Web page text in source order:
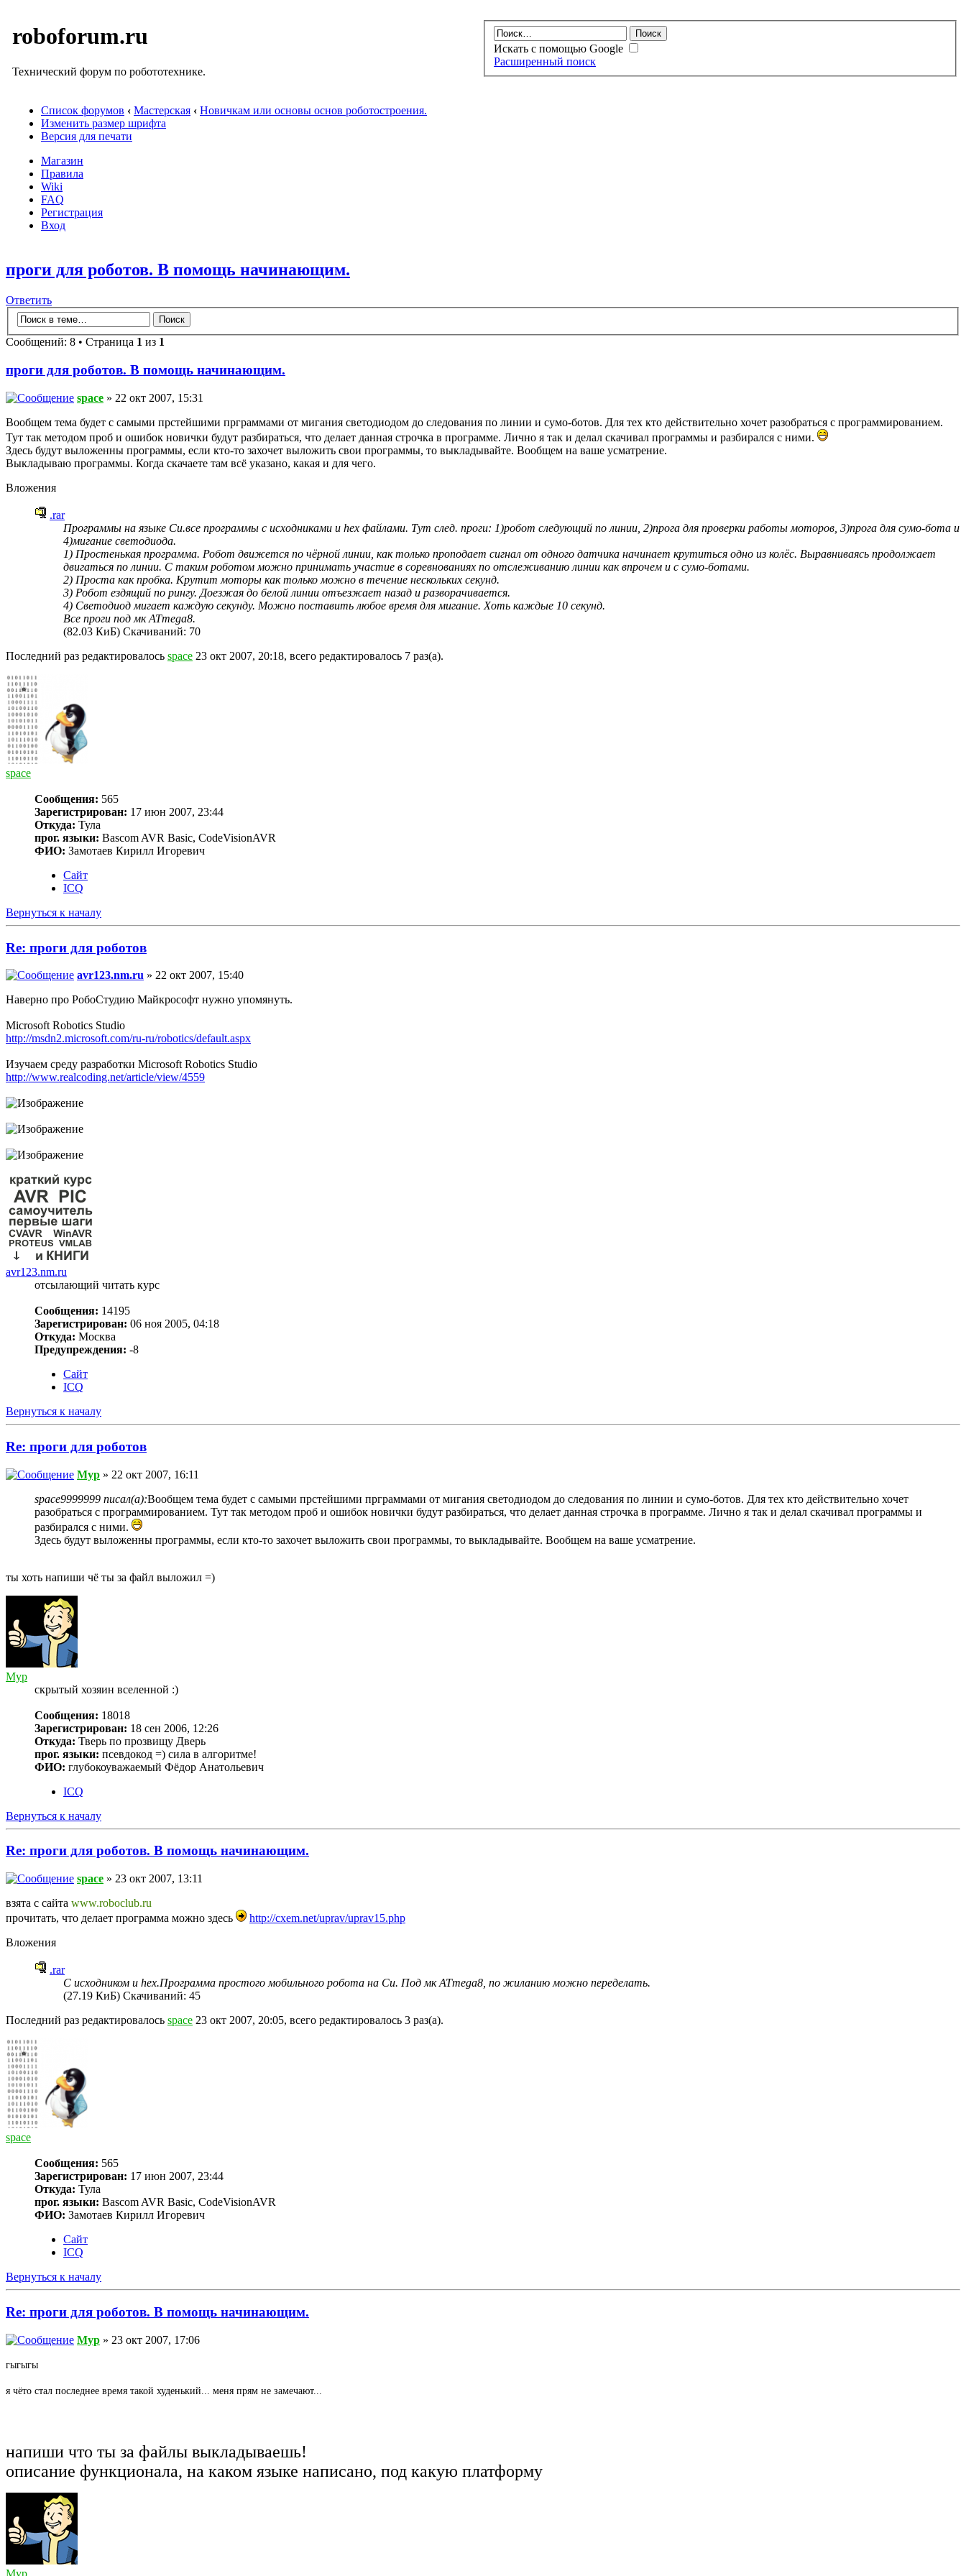
roboforum.ru
Технический форум по робототехнике.
Искать с помощью Google
Расширенный поиск
Список форумов ‹ Мастерская ‹ Новичкам или основы основ роботостроения.
Изменить размер шрифта
Версия для печати
Магазин
Правила
Wiki
FAQ
Регистрация
Вход
проги для роботов. В помощь начинающим.
Ответить
Сообщений: 8 • Страница 1 из 1
проги для роботов. В помощь начинающим.
space » 22 окт 2007, 15:31
Вообщем тема будет с самыми прстейшими прграммами от мигания светодиодом до следования по линии и сумо-ботов. Для тех кто действительно хочет разобраться с программированием.
Тут так методом проб и ошибок новички будут разбираться, что делает данная строчка в программе. Лично я так и делал скачивал программы и разбирался с ними.
Здесь будут выложенны программы, если кто-то захочет выложить свои программы, то выкладывайте. Вообщем на ваше усматрение.
Выкладываю программы. Когда скачаете там всё указано, какая и для чего.
Вложения
.rar
Программы на языке Си.все программы с исходниками и hex файлами. Тут след. проги: 1)робот следующий по линии, 2)прога для проверки работы моторов, 3)прога для сумо-бота и
4)мигание светодиода.
1) Простенькая программа. Робот движется по чёрной линии, как только проподает сигнал от одного датчика начинает крутиться одно из колёс. Выравниваясь продолжает
двигаться по линии. С таким роботом можно принимать участие в соревнованиях по отслеживанию линии как впрочем и с сумо-ботами.
2) Проста как пробка. Крутит моторы как только можно в течение нескольких секунд.
3) Робот ездящий по рингу. Доезжая до белой линии отъезжает назад и разворачивается.
4) Светодиод мигает каждую секунду. Можно поставить любое время для мигание. Хоть каждые 10 секунд.
Все проги под мк ATmega8.
(82.03 КиБ) Скачиваний: 70
Последний раз редактировалось space 23 окт 2007, 20:18, всего редактировалось 7 раз(а).
space
Сообщения: 565
Зарегистрирован: 17 июн 2007, 23:44
Откуда: Тула
прог. языки: Bascom AVR Basic, CodeVisionAVR
ФИО: Замотаев Кирилл Игоревич
Сайт
ICQ
Вернуться к началу
Re: проги для роботов
avr123.nm.ru » 22 окт 2007, 15:40
Наверно про РобоСтудию Майкрософт нужно упомянуть.
Microsoft Robotics Studio
http://msdn2.microsoft.com/ru-ru/robotics/default.aspx
Изучаем среду разработки Microsoft Robotics Studio
http://www.realcoding.net/article/view/4559
avr123.nm.ru
отсылающий читать курс
Сообщения: 14195
Зарегистрирован: 06 ноя 2005, 04:18
Откуда: Москва
Предупреждения: -8
Сайт
ICQ
Вернуться к началу
Re: проги для роботов
Myp » 22 окт 2007, 16:11
space9999999 писал(а):Вообщем тема будет с самыми прстейшими прграммами от мигания светодиодом до следования по линии и сумо-ботов. Для тех кто действительно хочет
разобраться с программированием. Тут так методом проб и ошибок новички будут разбираться, что делает данная строчка в программе. Лично я так и делал скачивал программы и
разбирался с ними.
Здесь будут выложенны программы, если кто-то захочет выложить свои программы, то выкладывайте. Вообщем на ваше усматрение.
ты хоть напиши чё ты за файл выложил =)
Myp
скрытый хозяин вселенной :)
Сообщения: 18018
Зарегистрирован: 18 сен 2006, 12:26
Откуда: Тверь по прозвищу Дверь
прог. языки: псевдокод =) сила в алгоритме!
ФИО: глубокоуважаемый Фёдор Анатольевич
ICQ
Вернуться к началу
Re: проги для роботов. В помощь начинающим.
space » 23 окт 2007, 13:11
взята с сайта www.roboclub.ru
прочитать, что делает программа можно здесь
http://cxem.net/uprav/uprav15.php
Вложения
.rar
С исходником и hex.Программа простого мобильного робота на Си. Под мк ATmega8, по жиланию можно переделать.
(27.19 КиБ) Скачиваний: 45
Последний раз редактировалось space 23 окт 2007, 20:05, всего редактировалось 3 раз(а).
space
Сообщения: 565
Зарегистрирован: 17 июн 2007, 23:44
Откуда: Тула
прог. языки: Bascom AVR Basic, CodeVisionAVR
ФИО: Замотаев Кирилл Игоревич
Сайт
ICQ
Вернуться к началу
Re: проги для роботов. В помощь начинающим.
Myp » 23 окт 2007, 17:06
гыгыгы
я чёто стал последнее время такой худенький... меня прям не замечают...
напиши что ты за файлы выкладываешь!
описание функционала, на каком языке написано, под какую платформу
Myp